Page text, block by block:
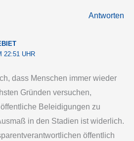
Antworten
22:51 UHR
dass Menschen immer wieder
Gründen versuchen,
Beleidigungen zu
in den Stadien ist widerlich.
öffentlich